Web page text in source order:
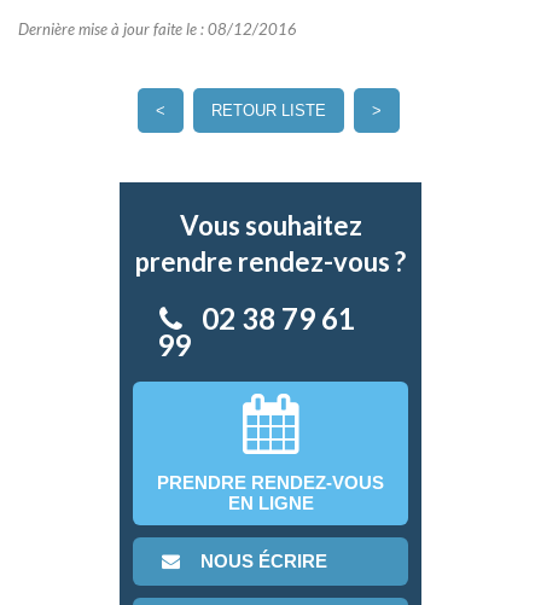
Dernière mise à jour faite le : 08/12/2016
< RETOUR LISTE >
Vous souhaitez
prendre rendez-vous ?
02 38 79 61
99
PRENDRE RENDEZ-VOUS
EN LIGNE
NOUS ÉCRIRE